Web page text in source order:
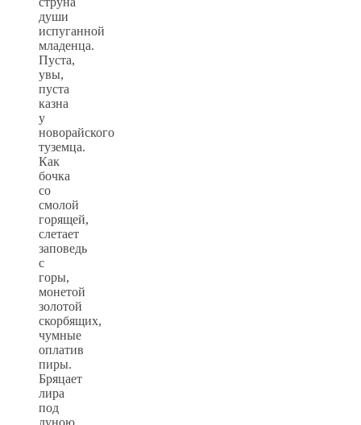
души
испуганной
младенца.
Пуста,
увы,
пуста
казна
у
новорайского
туземца.
Как
бочка
со
смолой
горящей,
слетает
заповедь
с
горы,
монетой
золотой
скорбящих,
чумные
оплатив
пиры.
Бряцает
лира
под
луною